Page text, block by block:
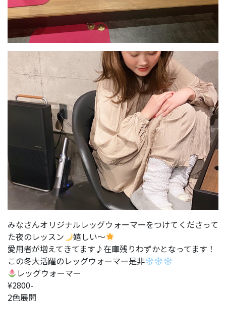
みなさんオリジナルレッグウォーマーをつけてくださって
た夜のレッスン
嬉しい〜
愛用者が増えてきてます♪在庫残りわずかとなってます！
この冬大活躍のレッグウォーマー是非
レッグウォーマー
¥2800-
2色展開